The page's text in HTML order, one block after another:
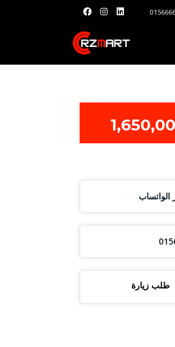
طلب زيارة